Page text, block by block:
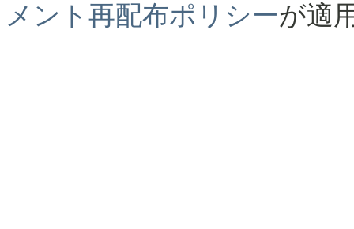
メント再配布ポリシーが適